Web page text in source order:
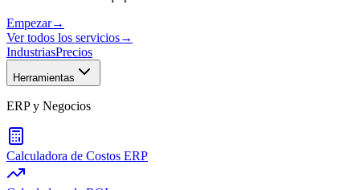
Empezar→
Ver todos los servicios→
IndustriasPrecios
Herramientas
ERP y Negocios
Calculadora de Costos ERP